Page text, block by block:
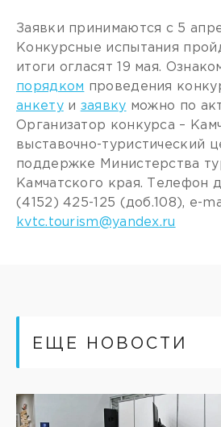
Заявки принимаются с 5
Конкурсные испытания
итоги огласят 19 мая.
порядком проведения
анкетуи заявку можно по
Организатор конкурса –
выставочно-туристический
поддержке Министерства
Камчатского края. Телефон
(4152) 425-125 (доб.108), e-
kvtc.tourism@yandex.ru
ЕЩЕ НОВОСТИ